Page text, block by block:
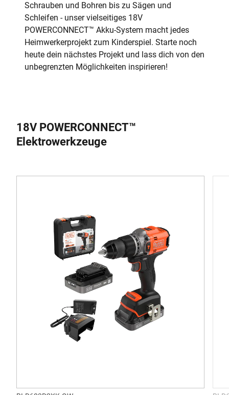
Schrauben und Bohren bis zu Sägen und
Schleifen - unser vielseitiges 18V
POWERCONNECT™ Akku-System macht jedes
Heimwerkerprojekt zum Kinderspiel. Starte noch
heute dein nächstes Projekt und lass dich von den
unbegrenzten Möglichkeiten inspirieren!
18V POWERCONNECT™
Elektrowerkzeuge